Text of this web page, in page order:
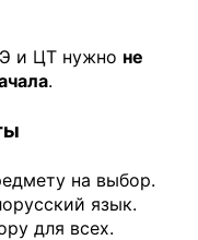
и ЦТ нужно не
.
на выбор.
язык.
для всех.